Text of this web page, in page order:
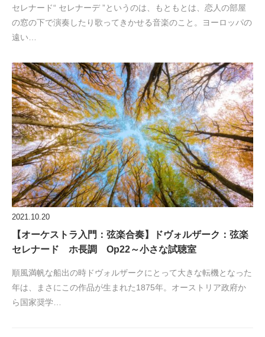
セレナード“ セレナーデ ”というのは、もともとは、恋人の部屋
の窓の下で演奏したり歌ってきかせる音楽のこと。ヨーロッパの
遠い…
2021.10.20
【オーケストラ入門：弦楽合奏】ドヴォルザーク：弦楽
セレナード ホ長調 Op22～小さな試聴室
順風満帆な船出の時ドヴォルザークにとって大きな転機となった
年は、まさにこの作品が生まれた1875年。オーストリア政府か
ら国家奨学…